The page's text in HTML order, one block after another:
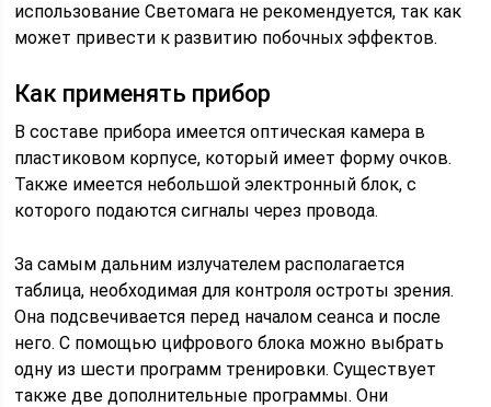
использование Светомага не рекомендуется, так как
может привести к развитию побочных эффектов.
Как применять прибор
В составе прибора имеется оптическая камера в
пластиковом корпусе, который имеет форму очков.
Также имеется небольшой электронный блок, с
которого подаются сигналы через провода.
За самым дальним излучателем располагается
таблица, необходимая для контроля остроты зрения.
Она подсвечивается перед началом сеанса и после
него. С помощью цифрового блока можно выбрать
одну из шести программ тренировки. Существует
также две дополнительные программы. Они